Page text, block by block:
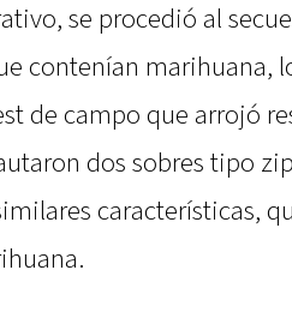
se procedió al
contenían marihuana,
de campo que arrojó
dos sobres tipo
características,